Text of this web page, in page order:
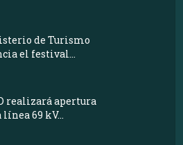
de Turismo
el festival...
realizará apertura
línea 69 kV...